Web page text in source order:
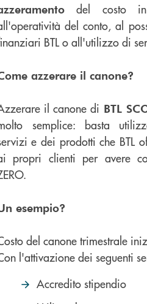
del costo in
del conto, al
BTL o all'utilizzo di
azzerare il canone?
il canone di BTL
semplice: basta
e dei prodotti che BTL
propri clienti per avere
esempio?
del canone trimestrale
l'attivazione dei seguenti
Accredito stipendio